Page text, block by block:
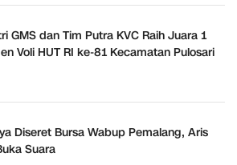
GMS dan Tim Putra KVC Raih Juara 1
Voli HUT RI ke-81 Kecamatan Pulosari
Diseret Bursa Wabup Pemalang, Aris
Suara